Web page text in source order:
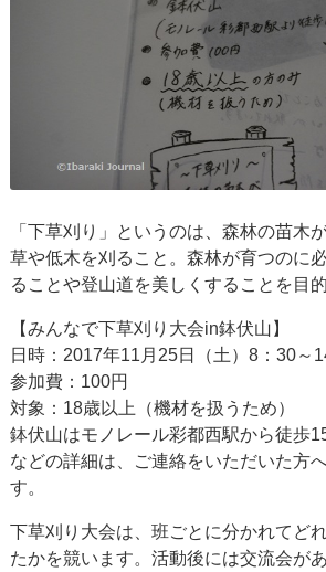
「下草刈り」というのは、森林の苗木
草や低木を刈ること。森林が育つのに
ることや登山道を美しくすることを目
【みんなで下草刈り大会in鉢伏山】
日時：2017年11月25日（土）8：30～
参加費：100円
対象：18歳以上（機材を扱うため）
鉢伏山はモノレール彩都西駅から徒歩
などの詳細は、ご連絡をいただいた方
す。
下草刈り大会は、班ごとに分かれてど
たかを競います。活動後には交流会が